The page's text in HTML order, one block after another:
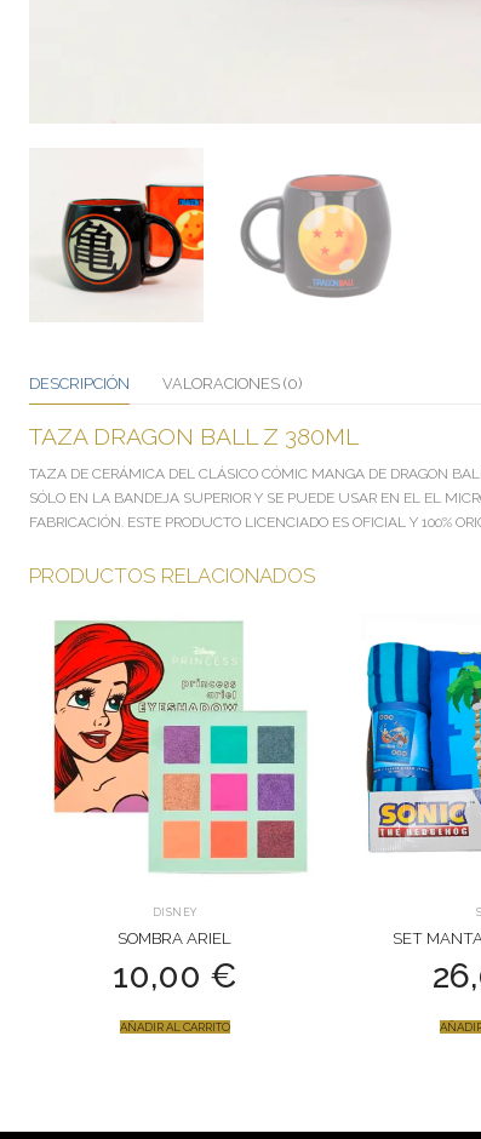
DESCRIPCIÓN VALORACIONES (0)
TAZA DRAGON BALL Z 380ML
TAZA DE CERÁMICA DEL CLÁSICO CÓMIC MANGA DE DRAGON
SÓLO EN LA BANDEJA SUPERIOR Y SE PUEDE USAR EN EL EL
FABRICACIÓN. ESTE PRODUCTO LICENCIADO ES OFICIAL Y 100%
PRODUCTOS RELACIONADOS
DISNEY
SOMBRA ARIEL
10,00 €
AÑADIR AL CARRITO
SET